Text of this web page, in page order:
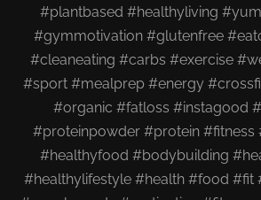
#plantbased #healthyliving
#gymmotivation #glutenfree
#cleaneating #carbs #exercise
#sport #mealprep #energy
#organic #fatloss #instagood
#proteinpowder #protein
#healthyfood #bodybuilding
#healthylifestyle #health #food #fit